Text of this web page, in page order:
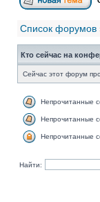
Список форумов
Кто сейчас на
Сейчас этот форум
Непрочитанные
Непрочитанные
Непрочитанные
Найти: